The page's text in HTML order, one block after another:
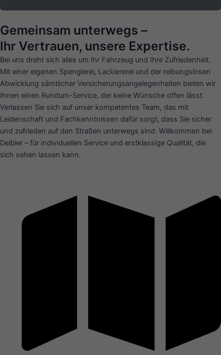
Gemeinsam unterwegs –
Ihr Vertrauen, unsere Expertise.
Bei uns dreht sich alles um Ihr Fahrzeug und Ihre Zufriedenheit.
Mit einer eigenen Spenglerei, Lackiererei und der reibungslosen
Abwicklung sämtlicher Versicherungsangelegenheiten bieten wir
Ihnen einen Rundum-Service, der keine Wünsche offen lässt.
Verlassen Sie sich auf unser kompetentes Team, das mit
Leidenschaft und Fachkenntnissen dafür sorgt, dass Sie sicher
und zufrieden auf den Straßen unterwegs sind. Willkommen bei
Deibler – für individuellen Service und erstklassige Qualität, die
sich sehen lassen kann.